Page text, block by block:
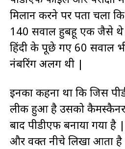
मिलान करने पर पता चला
140 सवाल हुबहू एक जैसे थे
हिंदी के पूछे गए 60 सवाल
नंबरिंग अलग थी |
इनका कहना था कि जिस
लीक हुआ है उसको
बाद पीडीएफ बनाया गया
और वक्त नीचे लिखा आता है